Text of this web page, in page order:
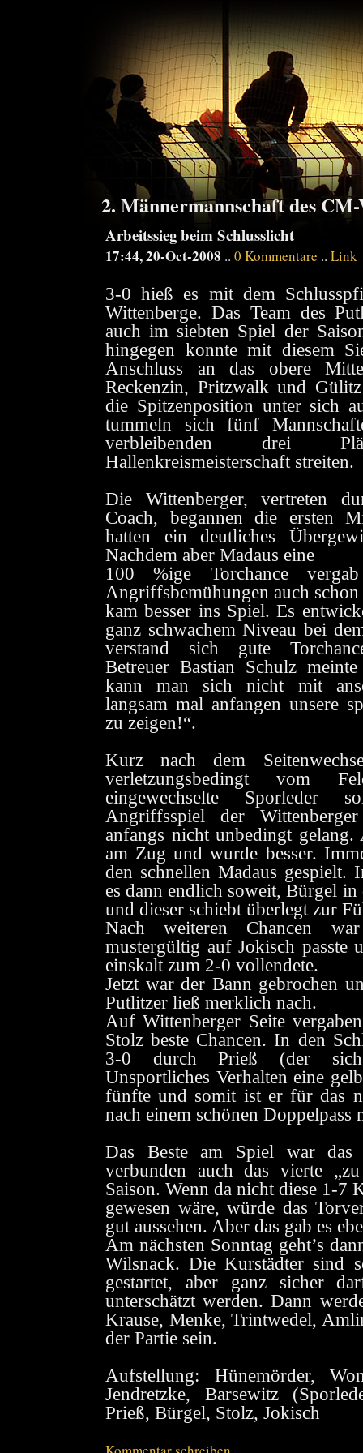
2. Männermannschaft des
Arbeitssieg beim Schlusslicht
17:44, 20-Oct-2008 .. 0 Kommentare .. Link
3-0 hieß es mit dem
Wittenberge. Das Team des
auch im siebten Spiel der
hingegen konnte mit diesem
Anschluss an das obere
Reckenzin, Pritzwalk und
die Spitzenposition unter sich
tummeln sich fünf
verbleibenden drei
Hallenkreismeisterschaft streiten.
Die Wittenberger, vertreten
Coach, begannen die ersten
hatten ein deutliches
Nachdem aber Madaus eine
100 %ige Torchance
Angriffsbemühungen auch
kam besser ins Spiel. Es
ganz schwachem Niveau bei
verstand sich gute
Betreuer Bastian Schulz
kann man sich nicht mit
langsam mal anfangen unsere
zu zeigen!“.
Kurz nach dem
verletzungsbedingt
eingewechselte Sporleder
Angriffsspiel der
anfangs nicht unbedingt
am Zug und wurde besser.
den schnellen Madaus
es dann endlich soweit, Bürgel
und dieser schiebt überlegt zur
Nach weiteren Chancen
mustergültig auf Jokisch passte
einskalt zum 2-0 vollendete.
Jetzt war der Bann gebrochen
Putlitzer ließ merklich nach.
Auf Wittenberger Seite
Stolz beste Chancen. In den
3-0 durch Prieß (der
Unsportliches Verhalten eine
fünfte und somit ist er für das
nach einem schönen Doppelpass
Das Beste am Spiel war das
verbunden auch das vierte
Saison. Wenn da nicht diese 1-7
gewesen wäre, würde das
gut aussehen. Aber das gab es
Am nächsten Sonntag geht’s
Wilsnack. Die Kurstädter sind
gestartet, aber ganz sicher
unterschätzt werden. Dann
Krause, Menke, Trintwedel,
der Partie sein.
Aufstellung: Hünemörder,
Jendretzke, Barsewitz
Prieß, Bürgel, Stolz, Jokisch